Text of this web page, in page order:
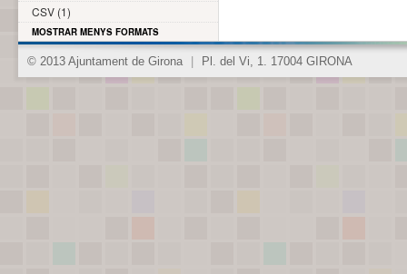
CSV (1)
MOSTRAR MENYS FORMATS
© 2013 Ajuntament de Girona Pl. del Vi, 1. 17004 GIRONA